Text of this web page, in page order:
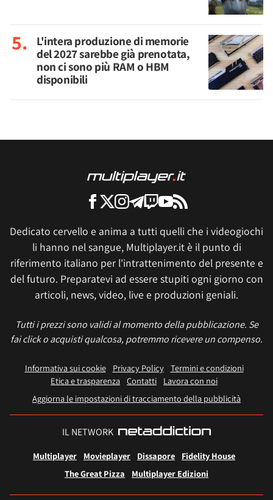
L'intera produzione di memorie
del 2027 sarebbe già prenotata,
non ci sono più RAM o HBM
disponibili
Dedicato cervello e anima a tutti quelli che i videogiochi
li hanno nel sangue, Multiplayer.it è il punto di
riferimento italiano per l'intrattenimento del presente e
del futuro. Preparatevi ad essere stupiti ogni giorno con
articoli, news, video, live e produzioni geniali.
Tutti i prezzi sono validi al momento della pubblicazione. Se
fai click o acquisti qualcosa, potremmo ricevere un compenso.
Informativa sui cookie Privacy Policy
Termini e condizioni
Etica e trasparenza Contatti
Lavora con noi
Aggiorna le impostazioni di tracciamento della pubblicità
IL NETWORK
Multiplayer Movieplayer Dissapore
Fidelity House
The Great Pizza
Multiplayer Edizioni